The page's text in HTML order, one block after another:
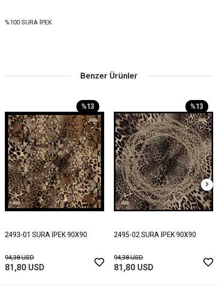
%100 SURA İPEK
Benzer Ürünler
%13
2493-01 SURA İPEK 90X90
94,38 USD
81,80 USD
%13
2495-02 SURA İPEK 90X90
94,38 USD
81,80 USD